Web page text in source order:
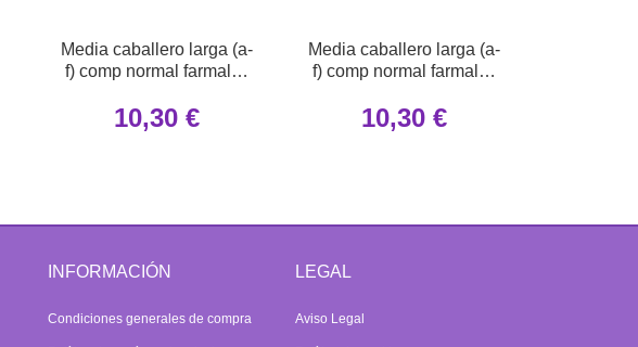
Media caballero larga (a-
f) comp normal farmalas
10,30 €
Media caballero larga (a-
f) comp normal farmalas
10,30 €
INFORMACIÓN
Condiciones generales de compra
LEGAL
Aviso Legal